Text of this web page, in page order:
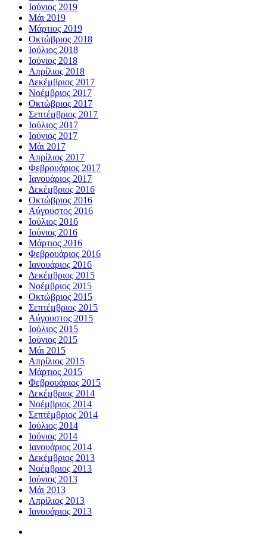
Ιούνιος 2019
Μάι 2019
Μάρτιος 2019
Οκτώβριος 2018
Ιούλιος 2018
Ιούνιος 2018
Απρίλιος 2018
Δεκέμβριος 2017
Νοέμβριος 2017
Οκτώβριος 2017
Σεπτέμβριος 2017
Ιούλιος 2017
Ιούνιος 2017
Μάι 2017
Απρίλιος 2017
Φεβρουάριος 2017
Ιανουάριος 2017
Δεκέμβριος 2016
Οκτώβριος 2016
Αύγουστος 2016
Ιούλιος 2016
Ιούνιος 2016
Μάρτιος 2016
Φεβρουάριος 2016
Ιανουάριος 2016
Δεκέμβριος 2015
Νοέμβριος 2015
Οκτώβριος 2015
Σεπτέμβριος 2015
Αύγουστος 2015
Ιούλιος 2015
Ιούνιος 2015
Μάι 2015
Απρίλιος 2015
Μάρτιος 2015
Φεβρουάριος 2015
Δεκέμβριος 2014
Νοέμβριος 2014
Σεπτέμβριος 2014
Ιούλιος 2014
Ιούνιος 2014
Ιανουάριος 2014
Δεκέμβριος 2013
Νοέμβριος 2013
Ιούνιος 2013
Μάι 2013
Απρίλιος 2013
Ιανουάριος 2013